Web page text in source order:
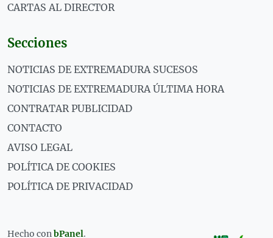
CARTAS AL DIRECTOR
Secciones
NOTICIAS DE EXTREMADURA SUCESOS
NOTICIAS DE EXTREMADURA ÚLTIMA HORA
CONTRATAR PUBLICIDAD
CONTACTO
AVISO LEGAL
POLÍTICA DE COOKIES
POLÍTICA DE PRIVACIDAD
Hecho conbPanel.